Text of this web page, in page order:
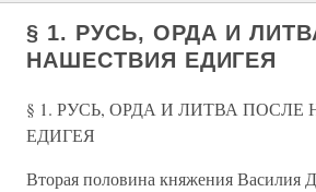
§ 1. РУСЬ, ОРДА И
НАШЕСТВИЯ ЕДИГЕЯ
§ 1. РУСЬ, ОРДА И ЛИТВА
ЕДИГЕЯ
Вторая половина княжения Василия